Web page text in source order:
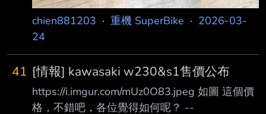
chien881203 · 重機 SuperBike · 2026-03-
24
41 [情報] kawasaki w230&s1售價公布
https://i.imgur.com/mUz0O83.jpeg 如圖 這個價
格，不錯吧，各位覺得如何呢？ --